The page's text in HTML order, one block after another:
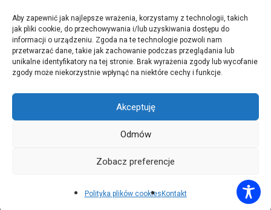
Aby zapewnić jak najlepsze wrażenia, korzystamy z technologii, takich
jak pliki cookie, do przechowywania i/lub uzyskiwania dostępu do
informacji o urządzeniu. Zgoda na te technologie pozwoli nam
przetwarzać dane, takie jak zachowanie podczas przeglądania lub
unikalne identyfikatory na tej stronie. Brak wyrażenia zgody lub wycofanie
zgody może niekorzystnie wpłynąć na niektóre cechy i funkcje.
Akceptuję
Odmów
Zobacz preferencje
Polityka plików cookies Kontakt
I Liceum
Ogólnokształcące
im. Bolesława Chrobrego
w Pszczynie
Skontaktuj się z nami:
Adres:ul. 3 Maja 7, 43-
200 Pszczyna
Telefon:32 210 37 27
Email:lp.anyzczsp-
Copyright 2018-2026 I Liceum Ogólnokształcące im. Bolesława
Chrobrego w Pszczynie. Wszelkie prawa zastrzeżone.